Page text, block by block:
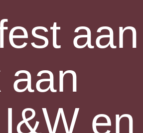
aan
aan
en